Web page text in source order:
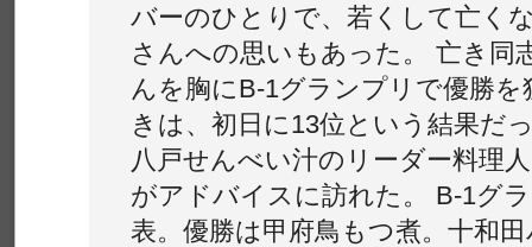
バーのひとりで、若くして亡く
さんへの思いもあった。 亡き同
んを胸にB-1グランプリで優勝を
きは、初日に13位という結果だ
八戸せんべい汁のリーダー料理
がアドバイスに訪れた。 B-1グ
表。優勝は甲府鳥もつ煮。十和